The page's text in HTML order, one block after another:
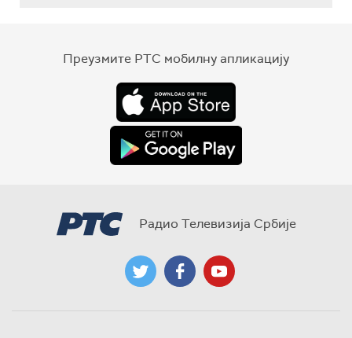
Преузмите РТС мобилну апликацију
Радио Телевизија Србије